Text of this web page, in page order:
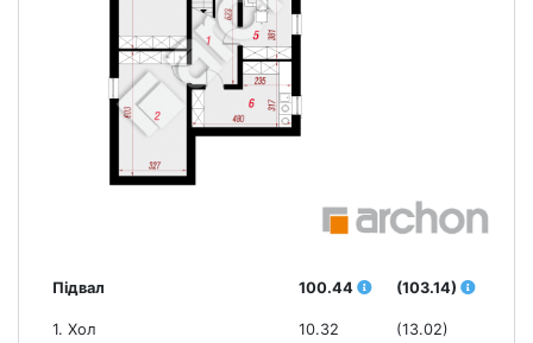
Підвал 100.44 (103.14)
1. Хол 10.32 (13.02)